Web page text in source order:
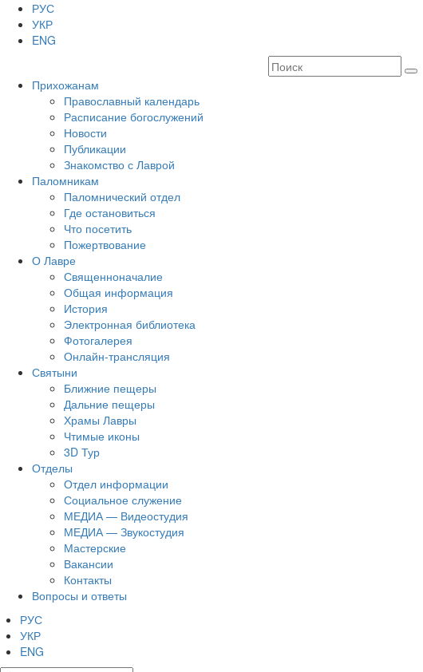
РУС
УКР
ENG
Прихожанам
Православный календарь
Расписание богослужений
Новости
Публикации
Знакомство с Лаврой
Паломникам
Паломнический отдел
Где остановиться
Что посетить
Пожертвование
О Лавре
Священноначалие
Общая информация
История
Электронная библиотека
Фотогалерея
Онлайн-трансляция
Святыни
Ближние пещеры
Дальние пещеры
Храмы Лавры
Чтимые иконы
3D Тур
Отделы
Отдел информации
Социальное служение
МЕДИА — Видеостудия
МЕДИА — Звукостудия
Мастерские
Вакансии
Контакты
Вопросы и ответы
РУС
УКР
ENG